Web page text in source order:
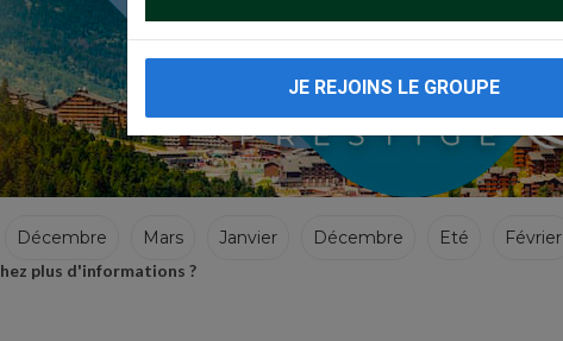
Décembre Mars Janvier Décembre Eté Février
plus d'informations ?
JE REJOINS LE GROUPE